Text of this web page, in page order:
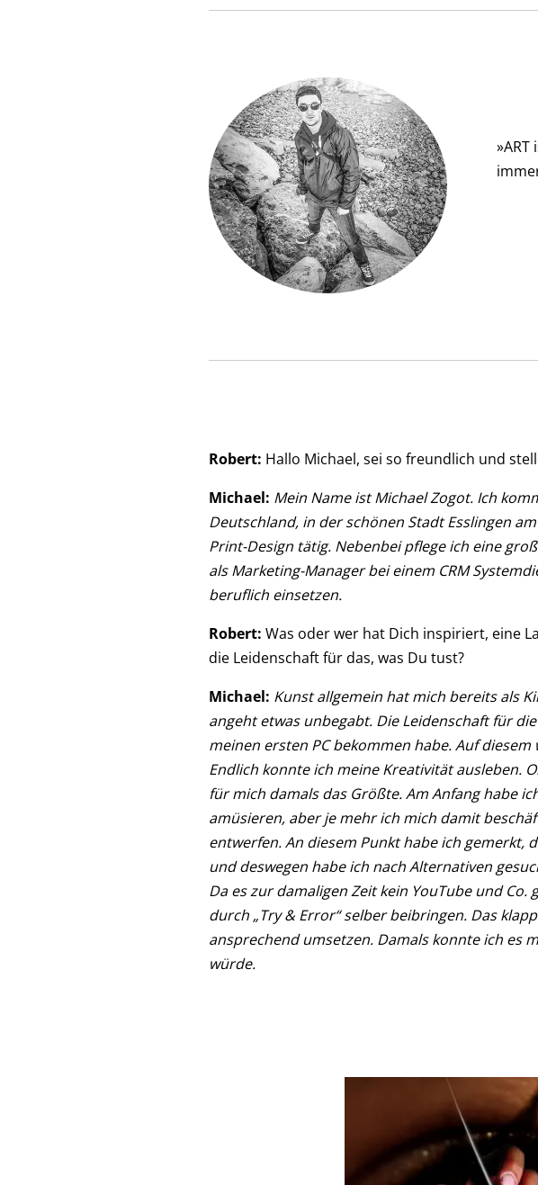
Robert: Hallo Michael, sei so freundlich und
Michael: Mein Name ist Michael Zogot. Ich
Deutschland, in der schönen Stadt Esslingen
Print-Design tätig. Nebenbei pflege ich eine
als Marketing-Manager bei einem CRM
beruflich einsetzen.
Robert: Was oder wer hat Dich inspiriert, eine
die Leidenschaft für das, was Du tust?
Michael: Kunst allgemein hat mich bereits als
angeht etwas unbegabt. Die Leidenschaft für
meinen ersten PC bekommen habe. Auf
Endlich konnte ich meine Kreativität ausleben.
für mich damals das Größte. Am Anfang habe
amüsieren, aber je mehr ich mich damit
entwerfen. An diesem Punkt habe ich
und deswegen habe ich nach Alternativen
Da es zur damaligen Zeit kein YouTube und
durch „Try & Error“ selber beibringen. Das
ansprechend umsetzen. Damals konnte ich es
würde.